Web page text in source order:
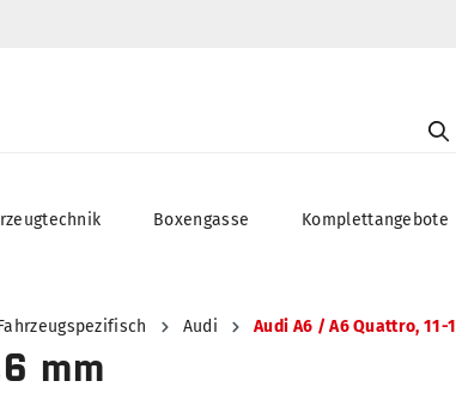
Boxengasse Komplettangebote
Audi Audi A6 / A6 Quattro, 11-
mm